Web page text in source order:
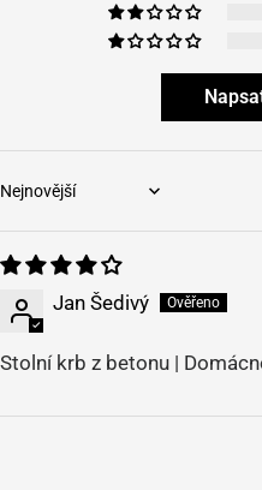
Sort by
Jan Šedivý
Stolní krb z betonu |